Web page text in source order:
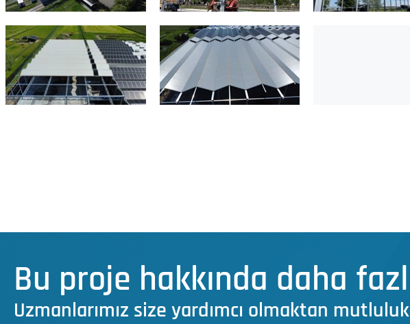
Bu proje hakkında daha
Uzmanlarımız size yardımcı olmaktan